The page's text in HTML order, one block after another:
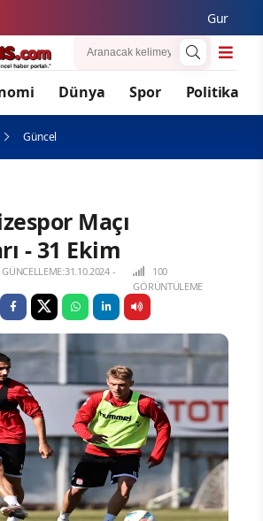
Gurbetçi
Dünya Spor Politika
Güncel
Maçı
- 31 Ekim
GÜNCELLEME:31.10.2024 -
100
GÖRÜNTÜLEME